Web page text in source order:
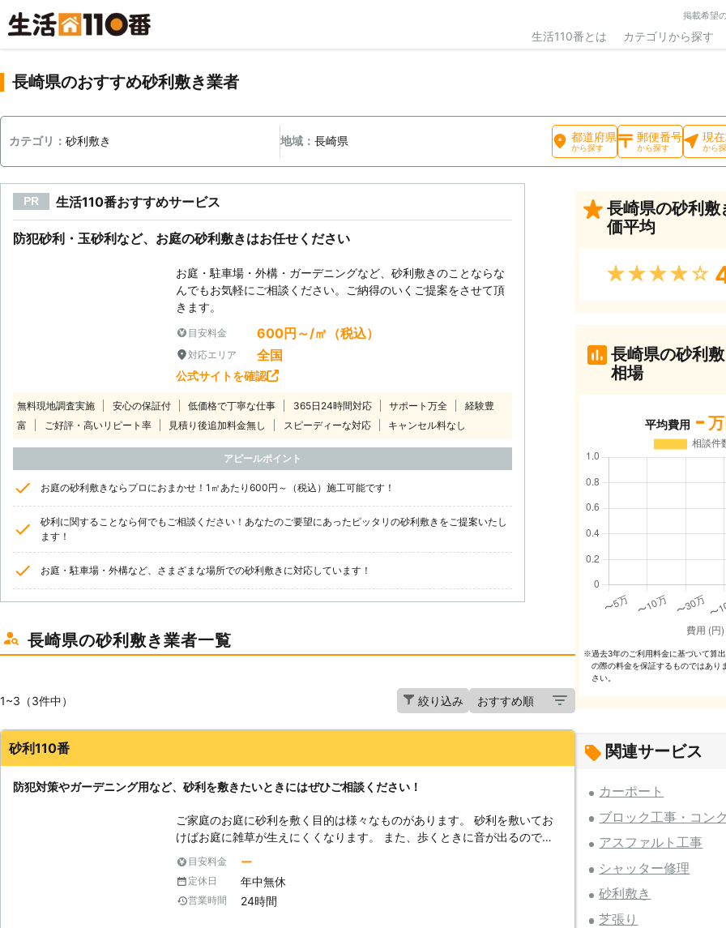
掲載希望
生活110番とは カテゴリから探す
長崎県のおすすめ砂利敷き業者
カテゴリ： 砂利敷き 地域：長崎県 都道府県
から探す
郵便番号
から探す
現
から
PR 生活110番おすすめサービス
防犯砂利・玉砂利など、お庭の砂利敷きはお任せください
お庭・駐車場・外構・ガーデニングなど、砂利敷きのことならな
んでもお気軽にご相談ください。ご納得のいくご提案をさせて頂
きます。
目安料金 600円～/㎡（税込）
対応エリア 全国
公式サイトを確認
無料現地調査実施 安心の保証付 低価格で丁寧な仕事 365日24時間対応 サポート万全
経験豊
富
ご好評・高いリピート率 見積り後追加料金無し スピーディーな対応 キャンセル料なし
アピールポイント
お庭の砂利敷きならプロにおまかせ！1㎡あたり600円～（税込）施工可能です！
砂利に関することなら何でもご相談ください！あなたのご要望にあったピッタリの砂利敷きをご提案いたし
ます！
お庭・駐車場・外構など、さまざまな場所での砂利敷きに対応しています！
長崎県の砂利敷き業者一覧
1~3（3件中） 絞り込み
砂利110番
防犯対策やガーデニング用など、砂利を敷きたいときにはぜひご相談ください！
ご家庭のお庭に砂利を敷く目的は様々なものがあります。 砂利を敷いてお
けばお庭に雑草が生えにくくなります。 また、歩くときに音が出るので防
犯対策のために砂利を敷く方もいます。 お庭や外構などの見栄えをよくす
る目的で砂利を敷きたい方もいらっしゃいます。 このように様々な目的に
そったピッタリの砂利敷きを「砂利110番」ではご提案しています。 砂利を
敷くことで様々なメリットが生まれ、私たちにとって過ごしやすく安全な環
目安料金 ー
定休日 年中無休
営業時間 24時間
長崎県の砂利敷
価平均
★★★★★
長崎県の砂利
相場
平均費用 -
※過去3年のご利⽤料⾦に基づいて算
の際の料⾦を保証するものではあり
さい。
関連サービス
カーポート
ブロック工事・コン
アスファルト工事
シャッター修理
砂利敷き
芝張り